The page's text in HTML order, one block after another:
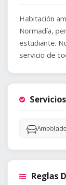
Habitación
Normadía,
estudiante.
servicio de
Amoblado
Reglas